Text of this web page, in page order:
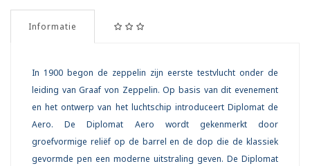
Informatie
In 1900 begon de zeppelin zijn eerste testvlucht onder de
leiding van Graaf von Zeppelin. Op basis van dit evenement
en het ontwerp van het luchtschip introduceert Diplomat de
Aero. De Diplomat Aero wordt gekenmerkt door
groefvormige reliëf op de barrel en de dop die de klassiek
gevormde pen een moderne uitstraling geven. De Diplomat